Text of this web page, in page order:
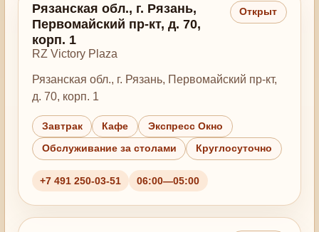
Рязанская обл., г. Рязань,
Первомайский пр-кт, д. 70,
корп. 1
RZ Victory Plaza
Открыт
Рязанская обл., г. Рязань, Первомайский пр-кт,
д. 70, корп. 1
Завтрак Кафе Экспресс Окно
Обслуживание за столами Круглосуточно
+7 491 250-03-51 06:00—05:00